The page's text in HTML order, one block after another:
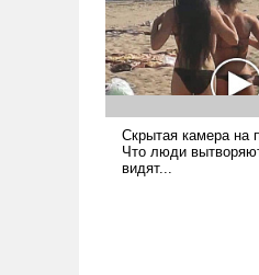
адаптироваться.